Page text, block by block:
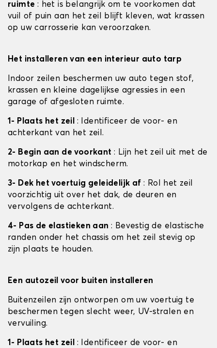
ruimte : het is belangrijk om te voorkomen dat
vuil of puin aan het zeil blijft kleven, wat krassen
op uw carrosserie kan veroorzaken.
Het installeren van een interieur auto tarp
Indoor zeilen beschermen uw auto tegen stof,
krassen en kleine dagelijkse agressies in een
garage of afgesloten ruimte.
1- Plaats het zeil : Identificeer de voor- en
achterkant van het zeil.
2- Begin aan de voorkant : Lijn het zeil uit met de
motorkap en het windscherm.
3- Dek het voertuig geleidelijk af : Rol het zeil
voorzichtig uit over het dak, de deuren en
vervolgens de achterkant.
4- Pas de elastieken aan : Bevestig de elastische
randen onder het chassis om het zeil stevig op
zijn plaats te houden.
Een autozeil voor buiten installeren
Buitenzeilen zijn ontworpen om uw voertuig te
beschermen tegen slecht weer, UV-stralen en
vervuiling.
1- Plaats het zeil : Identificeer de voor- en